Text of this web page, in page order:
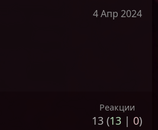
4 Апр 2024
Реакции
13 (13 | 0)